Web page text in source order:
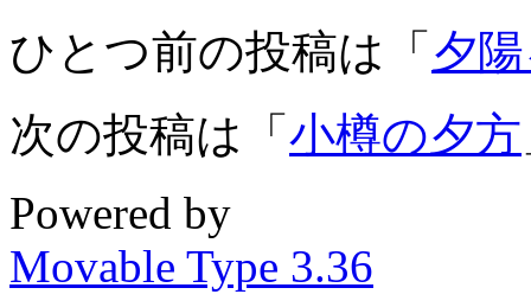
ひとつ前の投稿は「 夕
次の投稿は「 小樽の夕方
Powered by
Movable Type 3.36